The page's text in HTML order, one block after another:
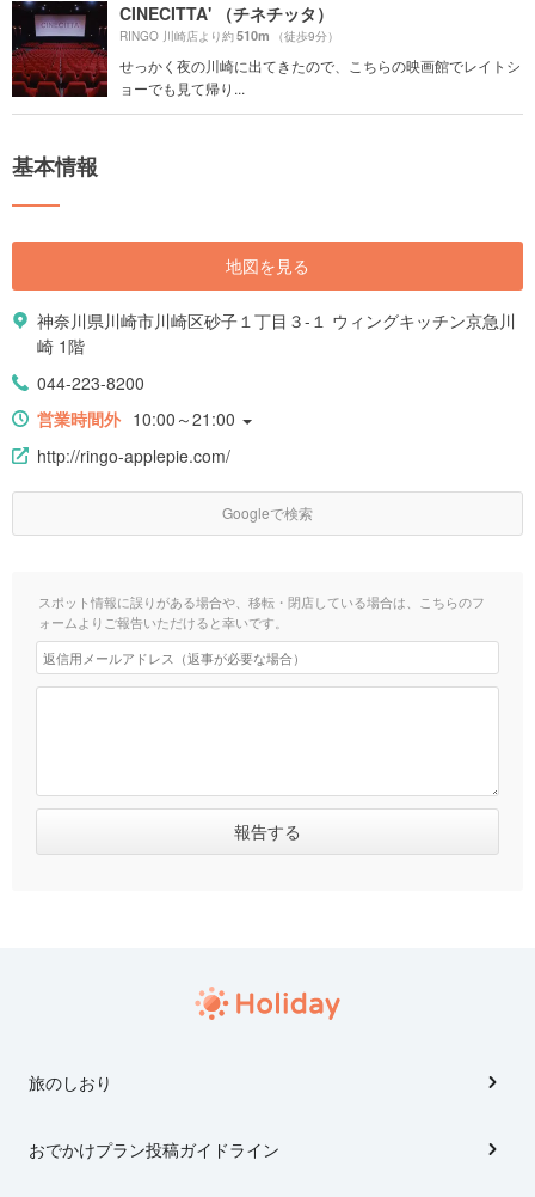
CINECITTA' （チネチッタ）
RINGO 川崎店より約510m （徒歩9分）
せっかく夜の川崎に出てきたので、こちらの映画館でレイトシ
ョーでも見て帰り...
基本情報
地図を見る
神奈川県川崎市川崎区砂子１丁目３-１ ウィングキッチン京急川
崎 1階
044-223-8200
営業時間外 10:00～21:00
http://ringo-applepie.com/
Googleで検索
スポット情報に誤りがある場合や、移転・閉店している場合は、こちらのフ
ォームよりご報告いただけると幸いです。
旅のしおり
おでかけプラン投稿ガイドライン